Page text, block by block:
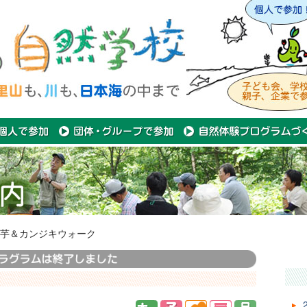
＆カンジキウォーク